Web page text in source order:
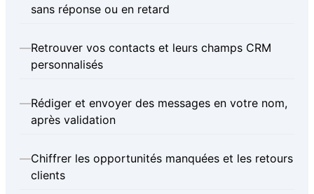
sans réponse ou en retard
—Retrouver vos contacts et leurs champs CRM
personnalisés
—Rédiger et envoyer des messages en votre nom,
après validation
—Chiffrer les opportunités manquées et les retours
clients